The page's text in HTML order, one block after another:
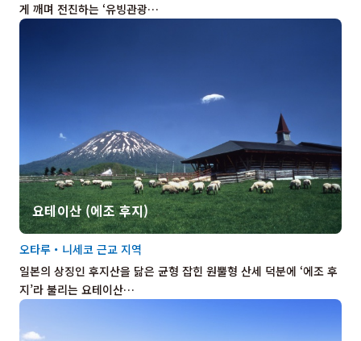
게 깨며 전진하는 ‘유빙관광…
요테이산 (에조 후지)
일본의 상징인 후지산을 닮은 균형 잡힌 원뿔형 산세 덕분에 ‘에조 후
지’라 불리는 요테이산…
오타루・니세코 근교 지역